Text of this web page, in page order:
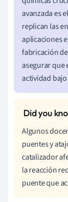
avanzada es
replican las
aplicaciones
fabricación
asegurar que
actividad
Algunos
puentes y
catalizador
la reacción
puente que